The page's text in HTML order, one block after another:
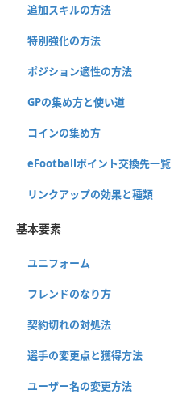
追加スキルの方法
特別強化の方法
ポジション適性の方法
GPの集め方と使い道
コインの集め方
eFootballポイント交換先一覧
リンクアップの効果と種類
基本要素
ユニフォーム
フレンドのなり方
契約切れの対処法
選手の変更点と獲得方法
ユーザー名の変更方法